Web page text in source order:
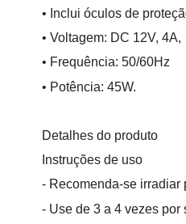
• Inclui óculos de
• Voltagem: DC 12V, 4A,
• Frequência: 50/60Hz
• Potência: 45W.
Detalhes do produto
Instruções de uso
- Recomenda-se irradiar
- Use de 3 a 4 vezes por